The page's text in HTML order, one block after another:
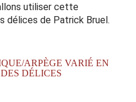
utiliser cette
délices de Patrick Bruel.
ARPÈGE VARIÉ EN
DÉLICES